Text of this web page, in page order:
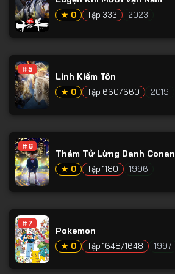
Tập 69
Tập 72
Tập 73
★ 0 Tập 333 2023
#5
Linh Kiếm Tôn
★ 0 Tập 660/660 2019
#6
Thám Tử Lừng Danh Conan
★ 0 Tập 1180 1996
#7
Pokemon
★ 0 Tập 1648/1648 1997